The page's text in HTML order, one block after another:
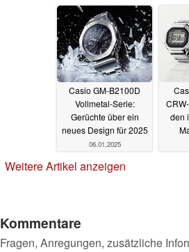
Casio GM-B2100D
Vollmetal-Serie:
Gerüchte über ein
neues Design für 2025
06.01.2025
den
Weitere Artikel anzeigen
Kommentare
Fragen, Anregungen, zusätzliche